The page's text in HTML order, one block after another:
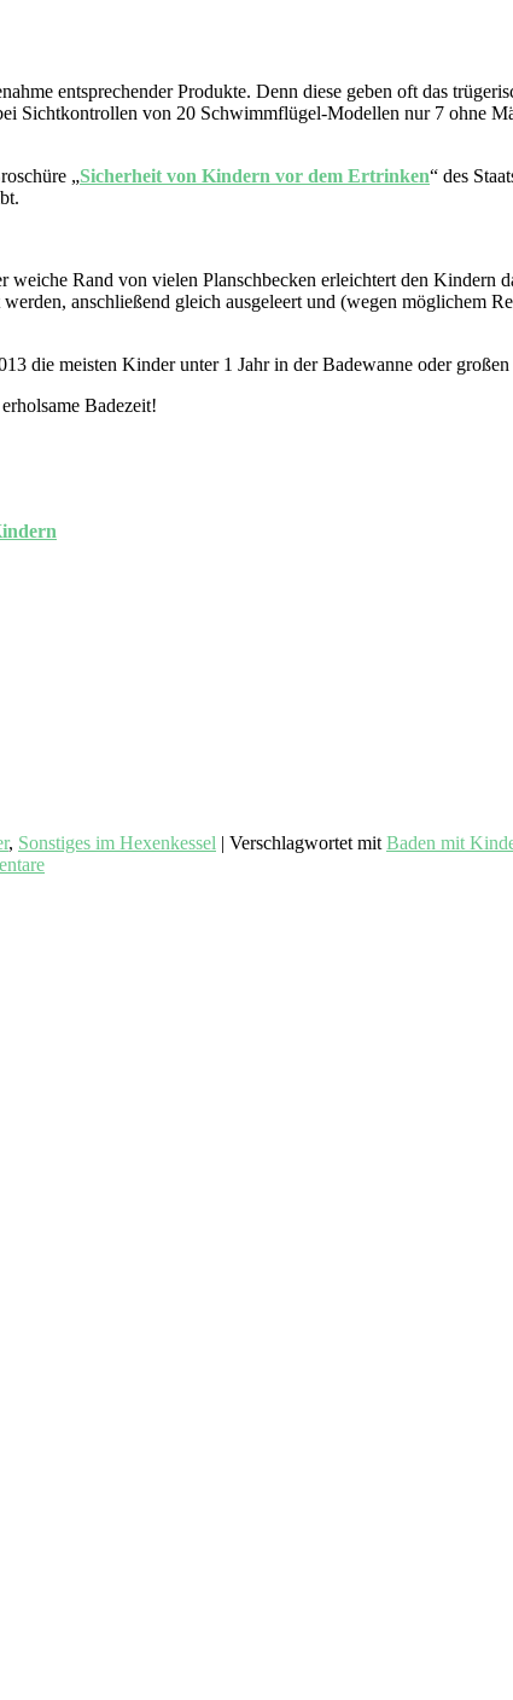
entsprechender Produkte. Denn diese geben oft das
Sichtkontrollen von 20 Schwimmflügel-Modellen nur 7 ohne
„Sicherheit von Kindern vor dem Ertrinken“ des
Rand von vielen Planschbecken erleichtert den Kindern
anschließend gleich ausgeleert und (wegen möglichem
die meisten Kinder unter 1 Jahr in der Badewanne oder
Badezeit!
, Sonstiges im Hexenkessel | Verschlagwortet mit Baden mit